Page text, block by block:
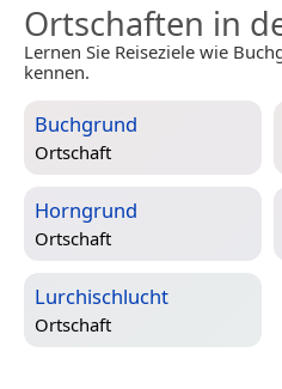
Ortschaften in
Lernen Sie Reiseziele wie
kennen.
Buchgrund
Ortschaft
Horngrund
Ortschaft
Lurchischlucht
Ortschaft